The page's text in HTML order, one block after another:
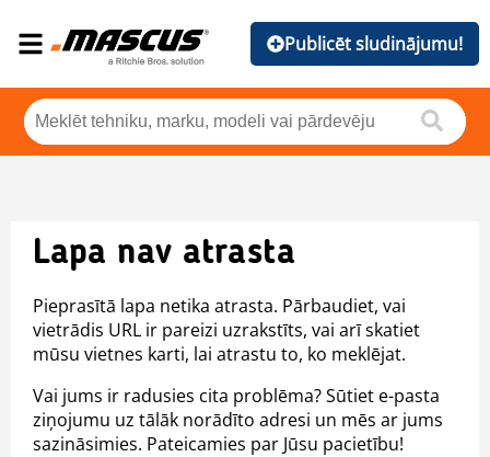
Publicēt sludinājumu!
Lapa nav atrasta
Pieprasītā lapa netika atrasta. Pārbaudiet, vai
vietrādis URL ir pareizi uzrakstīts, vai arī skatiet
mūsu vietnes karti, lai atrastu to, ko meklējat.
Vai jums ir radusies cita problēma? Sūtiet e-pasta
ziņojumu uz tālāk norādīto adresi un mēs ar jums
sazināsimies. Pateicamies par Jūsu pacietību!